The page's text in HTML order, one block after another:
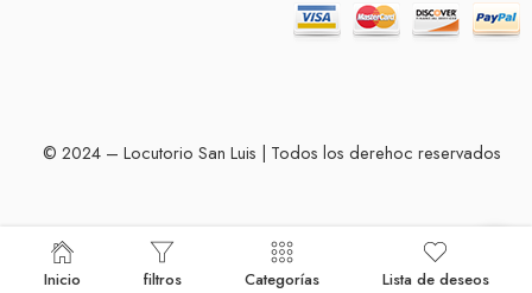
© 2024 – Locutorio San Luis | Todos los derehoc reservados
Inicio filtros Categorías Lista de deseos